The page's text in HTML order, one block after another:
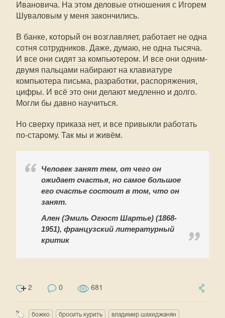
Ивановича. На этом деловые отношения с Игорем
Шуваловым у меня закончились.
В банке, который он возглавляет, работает не одна
сотня сотрудников. Даже, думаю, не одна тысяча.
И все они сидят за компьютером. И все они одним-
двумя пальцами набирают на клавиатуре
компьютера письма, разработки, распоряжения,
цифры. И всё это они делают медленно и долго.
Могли бы давно научиться.
Но сверху приказа нет, и все привыкли работать
по-старому. Так мы и живём.
Человек занят тем, от чего он
ожидает счастья, но самое большое
его счастье состоит в том, что он
занят.
Ален (Эмиль Огюст Шартье) (1868-
1951), французский литературный
критик
2 0 681
божко бросить курить владимир шахиджанян